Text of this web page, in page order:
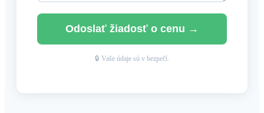
Odoslať žiadosť o cenu →
🔒 Vaše údaje sú v bezpečí.